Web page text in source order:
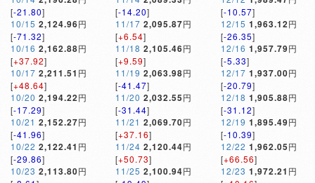
[-21.80]
10/15 2,124.96円
[-71.32]
10/16 2,162.88円
[+37.92]
10/17 2,211.51 円
[+48.64]
10/20 2,194.22円
[-17.29]
10/21 2,152.27円
[-41.96]
10/22 2,122.41 円
[-29.86]
10/23 2,113.80円
[-14.20]
11/17 2,095.87円
[+6.54]
11/18 2,105.46円
[+9.59]
11/19 2,063.98円
[-41.47]
11/20 2,032.55円
[-31.44]
11/21 2,069.70円
[+37.16]
11/24 2,120.44円
[+50.73]
11/25 2,100.94円
[-10.57]
12/15 1,963.12円
[-26.35]
12/16 1,957.79円
[-5.33]
12/17 1,937.00円
[-20.79]
12/18 1,905.88円
[-31.12]
12/19 1,895.49円
[-10.39]
12/22 1,962.05円
[+66.56]
12/23 1,972.21 円